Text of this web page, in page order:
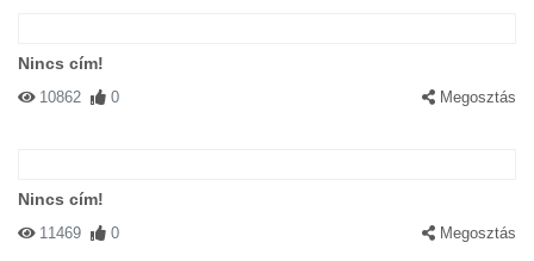
Nincs cím!
10862 0 Megosztás
Nincs cím!
11469 0 Megosztás